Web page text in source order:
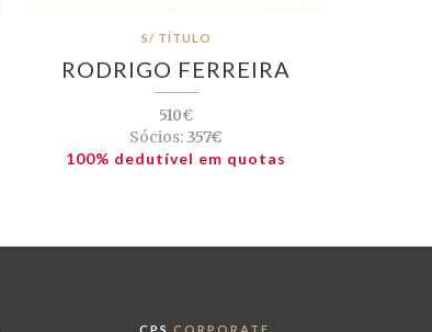
S/ TÍTULO
RODRIGO FERREIRA
510€
Sócios: 357€
100% dedutível em quotas